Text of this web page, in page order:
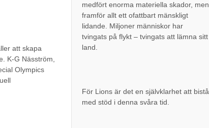
att skapa
K-G Näsström,
Olympics
medfört enorma materiella skador, men
framför allt ett ofattbart mänskligt
lidande. Miljoner människor har
tvingats på flykt – tvingats att lämna sitt
land.
För Lions är det en självklarhet att bistå
med stöd i denna svåra tid.